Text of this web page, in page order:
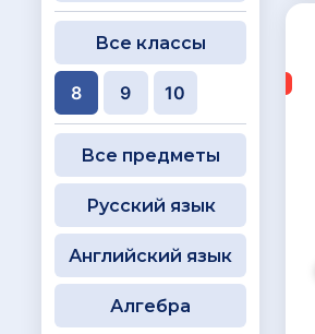
Все классы
8 9 10
Все предметы
Русский язык
Английский язык
Алгебра